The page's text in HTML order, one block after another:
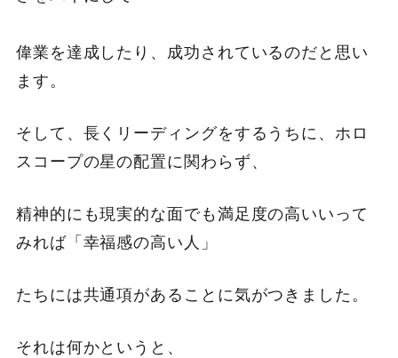
偉業を達成したり、成功されているのだと思い
ます。
そして、長くリーディングをするうちに、ホロ
スコープの星の配置に関わらず、
精神的にも現実的な面でも満足度の高いいって
みれば「幸福感の高い人」
たちには共通項があることに気がつきました。
それは何かというと、